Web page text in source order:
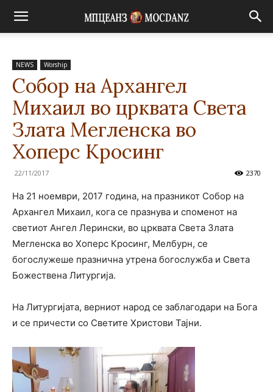
NEWS Worship
Собор на Архангел
Михаил во црквата Света
Злата Мегленска во
Хоперс Кросинг
22/11/2017 2370
На 21 ноември, 2017 година, на празникот Собор на
Архангел Михаил, кога се празнува и споменот на
светиот Ангел Лерински, во црквата Света Злата
Мегленска во Хоперс Кросинг, Мелбурн, се
богослужеше празнична утрена богослужба и Света
Божествена Литургија.
На Литургијата, верниот народ се заблагодари на Бога
и се причести со Светите Христови Тајни.